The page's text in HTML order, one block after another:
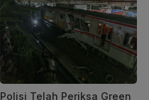
Polisi Telah Periksa Green